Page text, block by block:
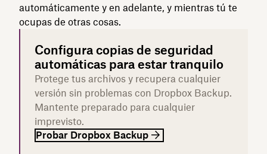
automáticamente y en adelante, y mientras tú te
ocupas de otras cosas.
Configura copias de seguridad
automáticas para estar tranquilo
Protege tus archivos y recupera cualquier
versión sin problemas con Dropbox Backup.
Mantente preparado para cualquier
imprevisto.
Probar Dropbox Backup